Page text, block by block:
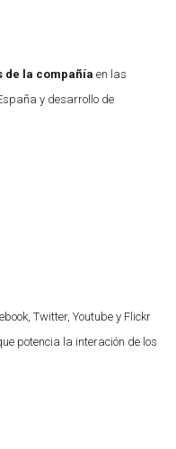
de la compañía en las
y desarrollo de
Twitter, Youtube y Flickr
potencia la interación de los